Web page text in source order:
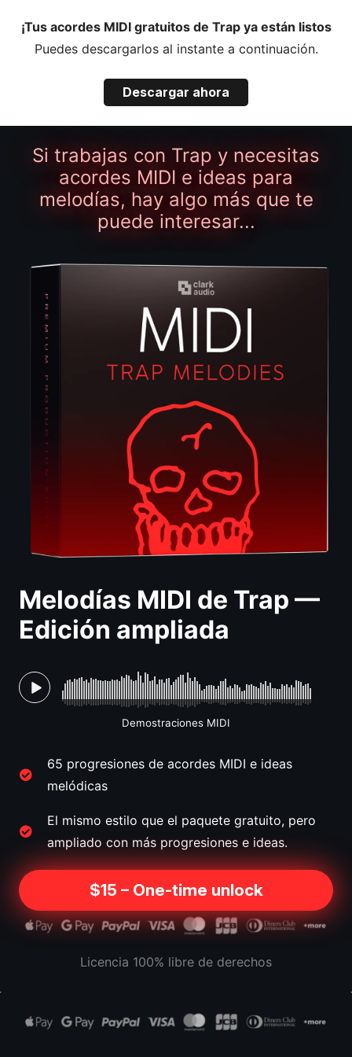
¡Tus acordes MIDI gratuitos de Trap ya están listos
Puedes descargarlos al instante a continuación.
Descargar ahora
Si trabajas con Trap y necesitas
acordes MIDI e ideas para
melodías, hay algo más que te
puede interesar...
Melodías MIDI de Trap —
Edición ampliada
Demostraciones MIDI
65 progresiones de acordes MIDI e ideas
melódicas
El mismo estilo que el paquete gratuito, pero
ampliado con más progresiones e ideas.
$15 – One-time unlock
Licencia 100% libre de derechos